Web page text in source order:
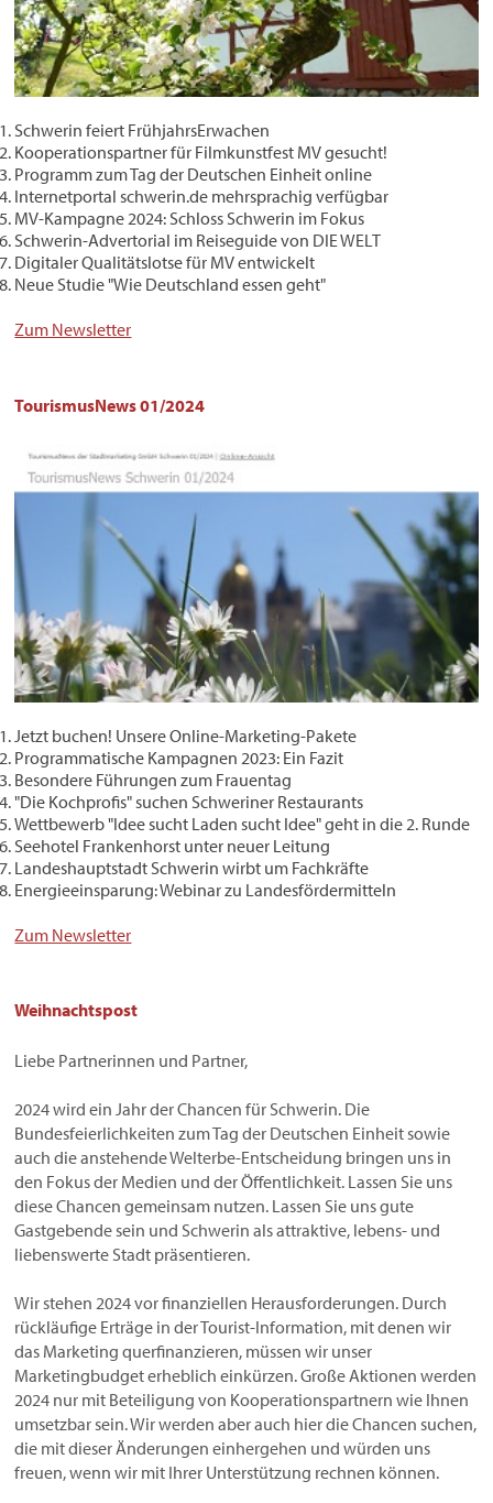
Schwerin feiert FrühjahrsErwachen
Kooperationspartner für Filmkunstfest MV gesucht!
Programm zum Tag der Deutschen Einheit online
Internetportal schwerin.de mehrsprachig verfügbar
MV-Kampagne 2024: Schloss Schwerin im Fokus
Schwerin-Advertorial im Reiseguide von DIE WELT
Digitaler Qualitätslotse für MV entwickelt
Neue Studie "Wie Deutschland essen geht"
Zum Newsletter
TourismusNews 01/2024
Jetzt buchen! Unsere Online-Marketing-Pakete
Programmatische Kampagnen 2023: Ein Fazit
Besondere Führungen zum Frauentag
"Die Kochprofis" suchen Schweriner Restaurants
Wettbewerb "Idee sucht Laden sucht Idee" geht in die 2. Runde
Seehotel Frankenhorst unter neuer Leitung
Landeshauptstadt Schwerin wirbt um Fachkräfte
Energieeinsparung: Webinar zu Landesfördermitteln
Zum Newsletter
Weihnachtspost
Liebe Partnerinnen und Partner,
2024 wird ein Jahr der Chancen für Schwerin. Die
Bundesfeierlichkeiten zum Tag der Deutschen Einheit sowie
auch die anstehende Welterbe-Entscheidung bringen uns in
den Fokus der Medien und der Öffentlichkeit. Lassen Sie uns
diese Chancen gemeinsam nutzen. Lassen Sie uns gute
Gastgebende sein und Schwerin als attraktive, lebens- und
liebenswerte Stadt präsentieren.
Wir stehen 2024 vor finanziellen Herausforderungen. Durch
rückläufige Erträge in der Tourist-Information, mit denen wir
das Marketing querfinanzieren, müssen wir unser
Marketingbudget erheblich einkürzen. Große Aktionen werden
2024 nur mit Beteiligung von Kooperationspartnern wie Ihnen
umsetzbar sein. Wir werden aber auch hier die Chancen suchen,
die mit dieser Änderungen einhergehen und würden uns
freuen, wenn wir mit Ihrer Unterstützung rechnen können.